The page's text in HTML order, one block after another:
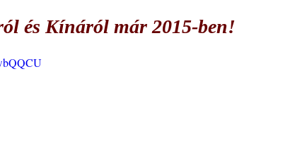
és Kínáról már 2015-ben!